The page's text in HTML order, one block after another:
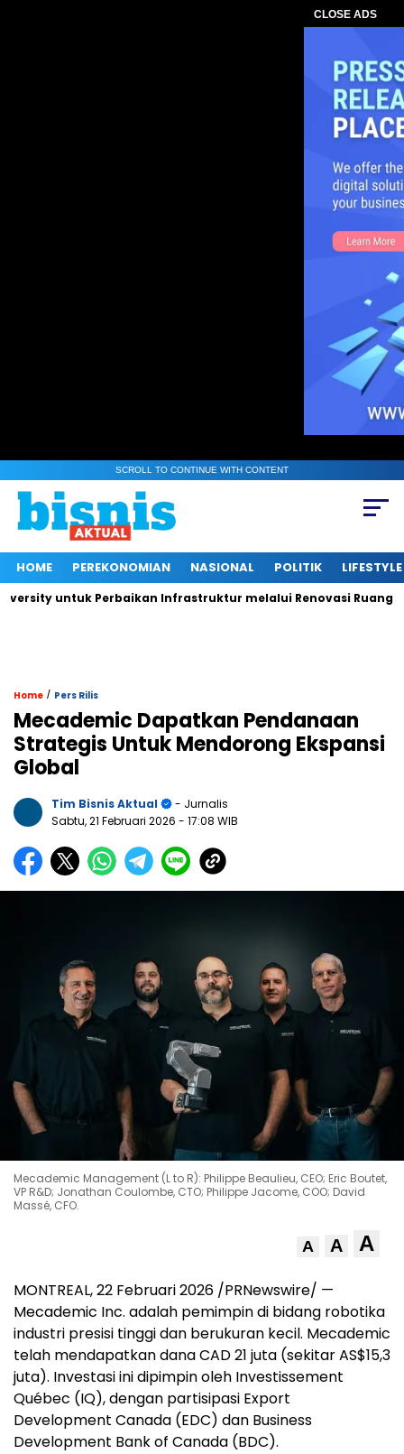
CLOSE ADS
SCROLL TO CONTINUE WITH CONTENT
HOME PEREKONOMIAN NASIONAL POLITIK LIFESTYLE
untuk Perbaikan Infrastruktur melalui Renovasi Ruang Publik
Home / Pers Rilis
Mecademic Dapatkan Pendanaan
Strategis Untuk Mendorong Ekspansi
Global
Tim Bisnis Aktual
- Jurnalis
Sabtu, 21 Februari 2026 - 17:08 WIB
Mecademic Management (L to R): Philippe Beaulieu, CEO; Eric Boutet,
VP R&D; Jonathan Coulombe, CTO; Philippe Jacome, COO; David
Massé, CFO.
A A A
MONTREAL,22 Februari 2026 /PRNewswire/ —
Mecademic Inc. adalah pemimpin di bidang robotika
industri presisi tinggi dan berukuran kecil. Mecademic
telah mendapatkan dana CAD 21 juta (sekitar AS$15,3
juta). Investasi ini dipimpin oleh Investissement
Québec (IQ), dengan partisipasi Export
Development Canada (EDC) dan Business
Development Bank of Canada (BDC).